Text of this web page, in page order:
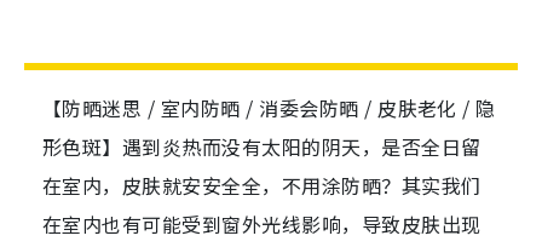
【防晒迷思 / 室内防晒 / 消委会防晒 / 皮肤老化 / 隐
形色斑】遇到炎热而没有太阳的阴天，是否全日留
在室内，皮肤就安安全全，不用涂防晒？其实我们
在室内也有可能受到窗外光线影响，导致皮肤出现